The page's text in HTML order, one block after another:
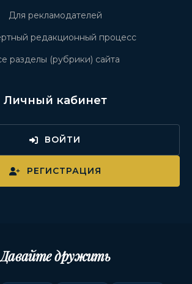
Для рекламодателей
редакционный процесс
разделы (рубрики) сайта
Личный кабинет
ВОЙТИ
РЕГИСТРАЦИЯ
Давайте дружить